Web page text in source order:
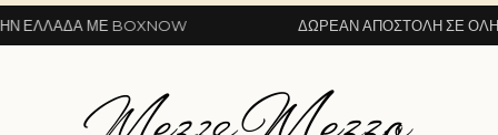
ΜΕ BOXNOW ΔΩΡΕΆΝ ΑΠΟΣΤΟΛΉ ΣΕ ΌΛΗ